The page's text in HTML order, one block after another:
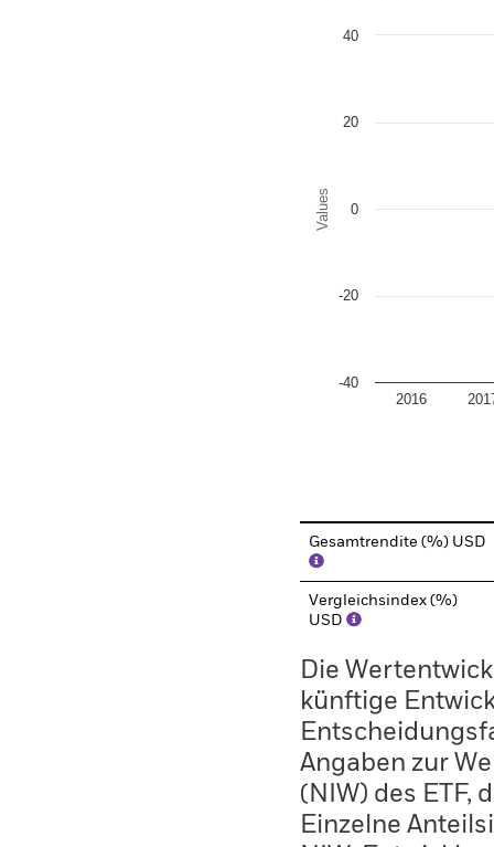
Bar chart with 2 data
Values
2016
-40
-20
0
20
40
Gesamtrendite (%) USD
Vergleichsindex (%)
USD
Die
künftige
Angaben zur
(NIW) des ETF,
Einzelne